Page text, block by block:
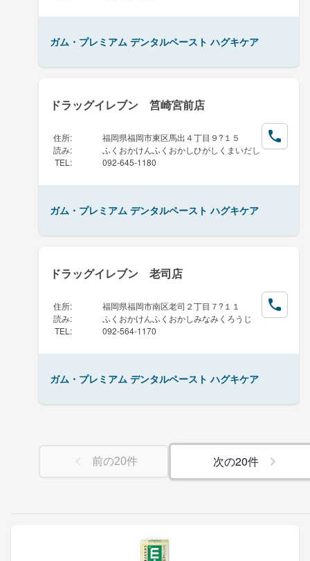
ガム・プレミアム デンタルペースト ハグキケア
ドラッグイレブン 筥崎宮前店
住所:
福岡県福岡市東区馬出４丁目９?１５
読み:
ふくおかけんふくおかしひがしくまいだし
TEL : 092-645-1180
ガム・プレミアム デンタルペースト ハグキケア
ドラッグイレブン 老司店
住所:
福岡県福岡市南区老司２丁目７?１１
読み:
ふくおかけんふくおかしみなみくろうじ
TEL : 092-564-1170
ガム・プレミアム デンタルペースト ハグキケア
前の20件 次の20件